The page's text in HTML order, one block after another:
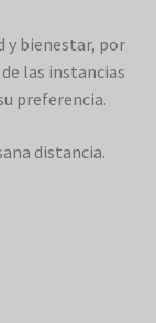
y bienestar, por
las instancias
preferencia.
distancia.